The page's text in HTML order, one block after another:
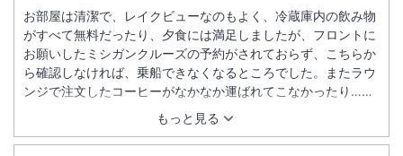
もっと見る
お部屋は清潔で、レイクビューなのもよく、冷蔵庫内の飲み物
がすべて無料だったり、夕食には満足しましたが、フロントに
お願いしたミシガンクルーズの予約がされておらず、こちらか
ら確認しなければ、乗船できなくなるところでした。またラウ
ンジで注文したコーヒーがなかなか運ばれてこなかったり…。
ＧｏＴｏトラベルのクーポン以外に滋賀県独自のクーポンも利
用できてよい旅であり、感じのいいスタッフさんたちなのにち
ょっと残念でした。